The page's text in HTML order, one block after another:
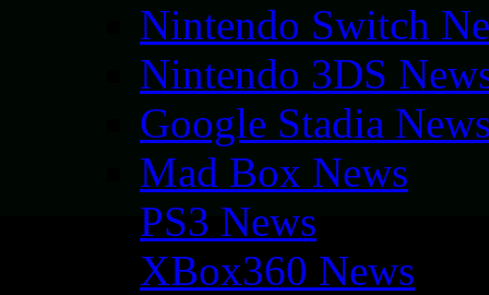
Nintendo Switch
Nintendo 3DS
Google Stadia
Mad Box News
PS3 News
XBox360 News